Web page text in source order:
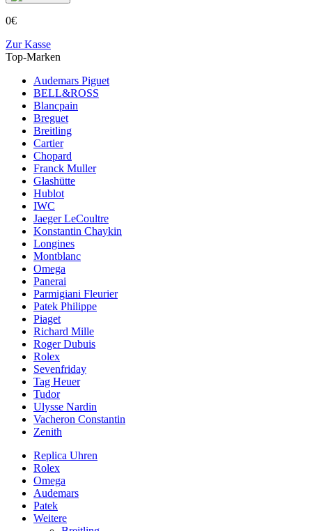
0€
Zur Kasse
Top-Marken
Audemars Piguet
BELL&ROSS
Blancpain
Breguet
Breitling
Cartier
Chopard
Franck Muller
Glashütte
Hublot
IWC
Jaeger LeCoultre
Konstantin Chaykin
Longines
Montblanc
Omega
Panerai
Parmigiani Fleurier
Patek Philippe
Piaget
Richard Mille
Roger Dubuis
Rolex
Sevenfriday
Tag Heuer
Tudor
Ulysse Nardin
Vacheron Constantin
Zenith
Replica Uhren
Rolex
Omega
Audemars
Patek
Weitere